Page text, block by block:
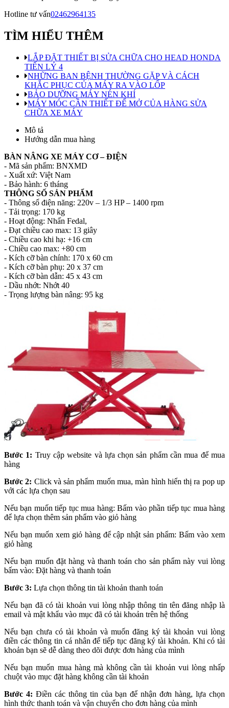
Hotline tư vấn02462964135
TÌM HIỂU THÊM
LẮP ĐẶT THIẾT BỊ SỬA CHỮA CHO HEAD HONDA
TIẾN LÝ 4
NHỮNG BAN BỆNH THƯỜNG GẶP VÀ CÁCH
KHẮC PHỤC CỦA MÁY RA VÀO LỐP
BẢO DƯỠNG MÁY NÉN KHÍ
MÁY MÓC CẦN THIẾT ĐỂ MỞ CỦA HÀNG SỬA
CHỮA XE MÁY
Mô tả
Hướng dẫn mua hàng
BÀN NÂNG XE MÁY CƠ – ĐIỆN
- Mã sản phẩm: BNXMD
- Xuất xứ: Việt Nam
- Bảo hành: 6 tháng
THÔNG SỐ SẢN PHẨM
- Thông số điện năng: 220v – 1/3 HP – 1400 rpm
- Tải trọng: 170 kg
- Hoạt động: Nhấn Fedal,
- Đạt chiều cao max: 13 giây
- Chiều cao khi hạ: +16 cm
- Chiều cao max: +80 cm
- Kích cỡ bàn chính: 170 x 60 cm
- Kích cỡ bàn phụ: 20 x 37 cm
- Kích cỡ bàn dẫn: 45 x 43 cm
- Dầu nhớt: Nhớt 40
- Trọng lượng bàn nâng: 95 kg
Bước 1: Truy cập website và lựa chọn sản phẩm cần mua để mua
hàng
Bước 2: Click và sản phẩm muốn mua, màn hình hiển thị ra pop up
với các lựa chọn sau
Nếu bạn muốn tiếp tục mua hàng: Bấm vào phần tiếp tục mua hàng
để lựa chọn thêm sản phẩm vào giỏ hàng
Nếu bạn muốn xem giỏ hàng để cập nhật sản phẩm: Bấm vào xem
giỏ hàng
Nếu bạn muốn đặt hàng và thanh toán cho sản phẩm này vui lòng
bấm vào: Đặt hàng và thanh toán
Bước 3: Lựa chọn thông tin tài khoản thanh toán
Nếu bạn đã có tài khoản vui lòng nhập thông tin tên đăng nhập là
email và mật khẩu vào mục đã có tài khoản trên hệ thống
Nếu bạn chưa có tài khoản và muốn đăng ký tài khoản vui lòng
điền các thông tin cá nhân để tiếp tục đăng ký tài khoản. Khi có tài
khoản bạn sẽ dễ dàng theo dõi được đơn hàng của mình
Nếu bạn muốn mua hàng mà không cần tài khoản vui lòng nhấp
chuột vào mục đặt hàng không cần tài khoản
Bước 4: Điền các thông tin của bạn để nhận đơn hàng, lựa chọn
hình thức thanh toán và vận chuyển cho đơn hàng của mình